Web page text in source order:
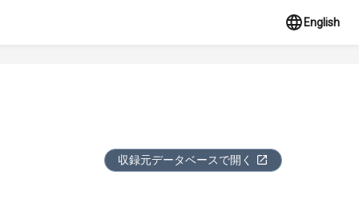
English
収録元データベースで開く